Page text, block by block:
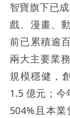
智寶旗下已
戲、漫畫、
前已累積逾
兩大主要業
規模穩健，
1.5 億元；
504%且本